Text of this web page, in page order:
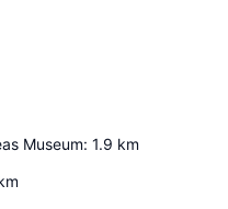
Museum: 1.9 km